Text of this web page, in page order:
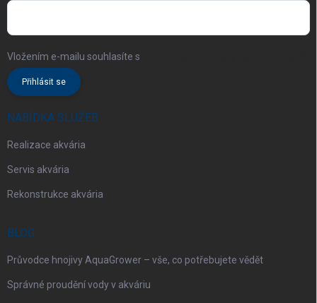
Vložením e-mailu souhlasíte s
Přihlásit se
NABÍDKA SLUŽEB
Realizace akvária
Servis akvária
Rekonstrukce akvária
BLOG
Průvodce hnojivy AquaGrower – vše, co potřebujete vědět
Správné proudění vody v akváriu